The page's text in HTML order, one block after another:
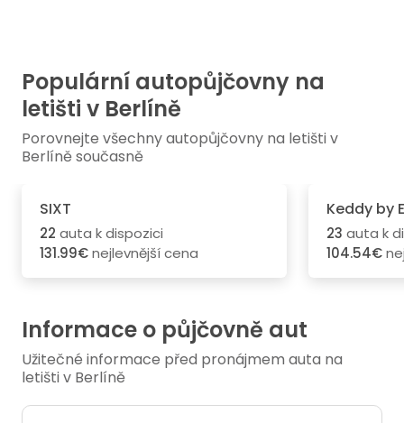
Populární autopůjčovny na
letišti v Berlíně
Porovnejte všechny autopůjčovny na letišti v
Berlíně současně
SIXT
22 auta k dispozici
131.99€nejlevnější cena
Keddy by
23 auta k
104.54€
Informace o půjčovně aut
Užitečné informace před pronájmem auta na
letišti v Berlíně